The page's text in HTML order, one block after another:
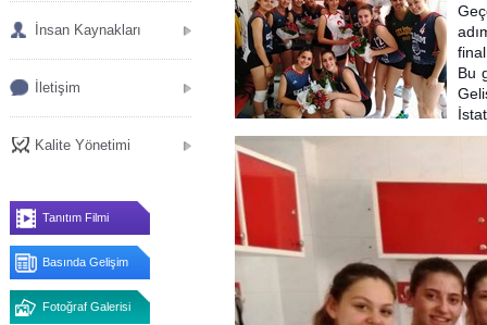
İnsan Kaynakları
İletişim
Kalite Yönetimi
Tanıtım Filmi
Basında Gelişim
Fotoğraf Galerisi
Bu